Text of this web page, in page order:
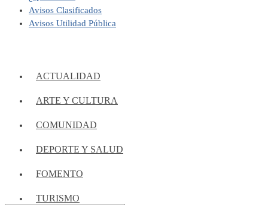
Avisos Clasificados
Avisos Utilidad Pública
ACTUALIDAD
ARTE Y CULTURA
COMUNIDAD
DEPORTE Y SALUD
FOMENTO
TURISMO